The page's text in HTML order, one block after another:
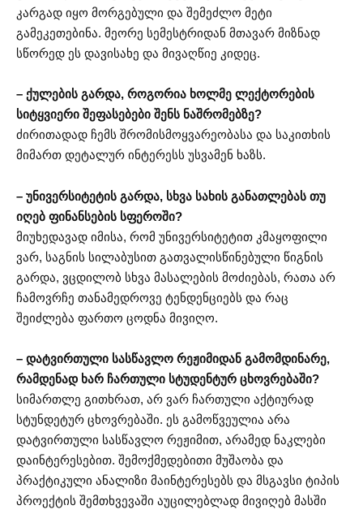
კარგად იყო მორგებული და შემეძლო მეტი
გამეკეთებინა. მეორე სემესტრიდან მთავარ მიზნად
სწორედ ეს დავისახე და მივაღწიე კიდეც.
– ქულების გარდა, როგორია ხოლმე ლექტორების
სიტყვიერი შეფასებები შენს ნაშრომებზე?
ძირითადად ჩემს შრომისმოყვარეობასა და საკითხის
მიმართ დეტალურ ინტერესს უსვამენ ხაზს.
– უნივერსიტეტის გარდა, სხვა სახის განათლებას თუ
იღებ ფინანსების სფეროში?
მიუხედავად იმისა, რომ უნივერსიტეტით კმაყოფილი
ვარ, საგნის სილაბუსით გათვალისწინებული წიგნის
გარდა, ვცდილობ სხვა მასალების მოძიებას, რათა არ
ჩამოვრჩე თანამედროვე ტენდენციებს და რაც
შეიძლება ფართო ცოდნა მივიღო.
– დატვირთული სასწავლო რეჟიმიდან გამომდინარე,
რამდენად ხარ ჩართული სტუდენტურ ცხოვრებაში?
სიმართლე გითხრათ, არ ვარ ჩართული აქტიურად
სტუნდეტურ ცხოვრებაში. ეს გამოწვეულია არა
დატვირთული სასწავლო რეჟიმით, არამედ ნაკლები
დაინტერესებით. შემოქმედებითი მუშაობა და
პრაქტიკული ანალიზი მაინტერესებს და მსგავსი ტიპის
პროექტის შემთხვევაში აუცილებლად მივიღებ მასში